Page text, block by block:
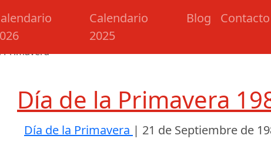
Calendario
2025
Blog Contacto
Primavera
Día de la Primavera
Día de la Primavera | 21 de Septiembre de